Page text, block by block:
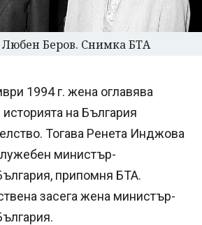
Беров. Снимка БТА
1994 г. жена оглавява
на България
Тогава Ренета Инджова
министър-
припомня БТА.
засега жена министър-